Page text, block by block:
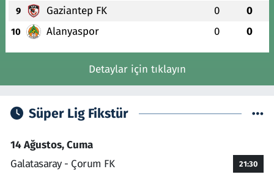
9 Gaziantep FK 0 0
10 Alanyaspor 0 0
Detaylar için tıklayın
Süper Lig Fikstür
14 Ağustos, Cuma
Galatasaray - Çorum FK
21:30